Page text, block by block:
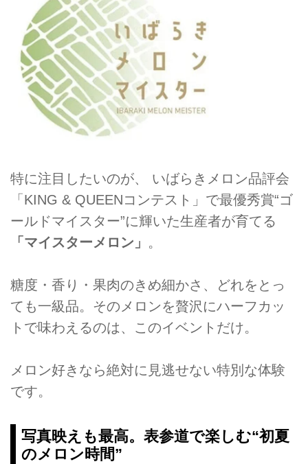
特に注目したいのが、 いばらきメロン品評会
「KING & QUEENコンテスト」で最優秀賞“ゴ
ールドマイスター”に輝いた生産者が育てる
「マイスターメロン」 。
糖度・香り・果肉のきめ細かさ、どれをとっ
ても一級品。そのメロンを贅沢にハーフカッ
トで味わえるのは、このイベントだけ。
メロン好きなら絶対に見逃せない特別な体験
です。
写真映えも最高。表参道で楽しむ“初夏
のメロン時間”